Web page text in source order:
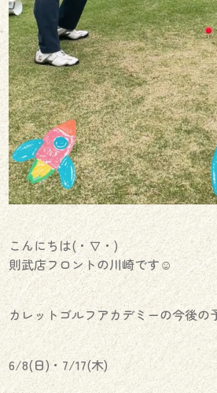
こんにちは(・∇・)
則武店フロントの川崎です☺︎
カレットゴルフアカデミーの今後の
6/8(日)・7/17(木)